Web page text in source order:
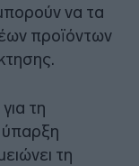
να τα
προϊόντων
τη
ύπαρξη
τη